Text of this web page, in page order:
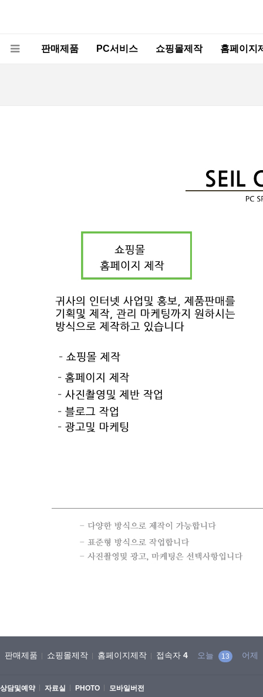
판매제품 PC서비스 쇼핑몰제작 홈페이지
판매제품 쇼핑몰제작 홈페이지제작 접속자 4 오늘 13 어제
상담및예약 자료실 PHOTO 모바일버전